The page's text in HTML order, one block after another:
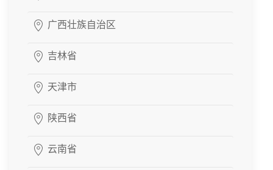
广西壮族自治区
吉林省
天津市
陕西省
云南省